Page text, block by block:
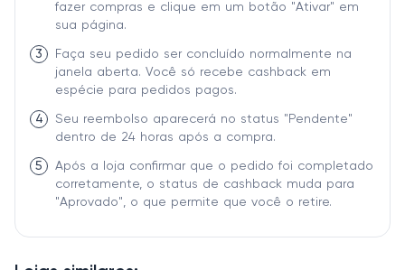
fazer compras e clique em um botão "Ativar" em
sua página.
3
Faça seu pedido ser concluído normalmente na
janela aberta. Você só recebe cashback em
espécie para pedidos pagos.
4
Seu reembolso aparecerá no status "Pendente"
dentro de 24 horas após a compra.
5
Após a loja confirmar que o pedido foi completado
corretamente, o status de cashback muda para
"Aprovado", o que permite que você o retire.